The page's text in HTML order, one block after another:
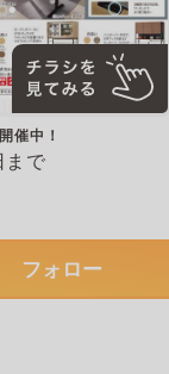
催中！
まで
フォロー